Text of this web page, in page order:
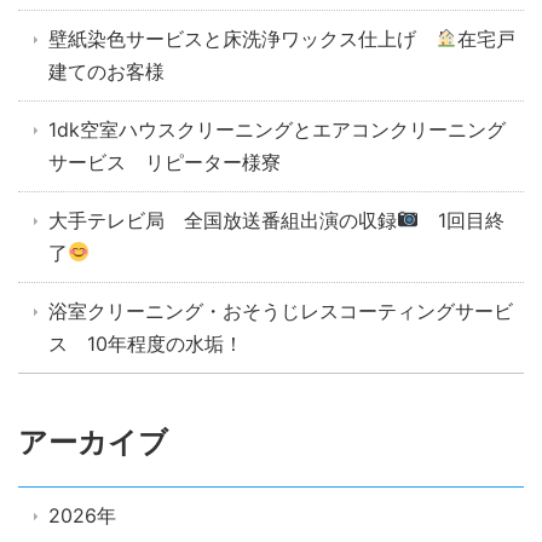
壁紙染色サービスと床洗浄ワックス仕上げ
在宅戸
建てのお客様
1dk空室ハウスクリーニングとエアコンクリーニング
サービス リピーター様寮
大手テレビ局 全国放送番組出演の収録
1回目終
了
浴室クリーニング・おそうじレスコーティングサービ
ス 10年程度の水垢！
アーカイブ
2026年